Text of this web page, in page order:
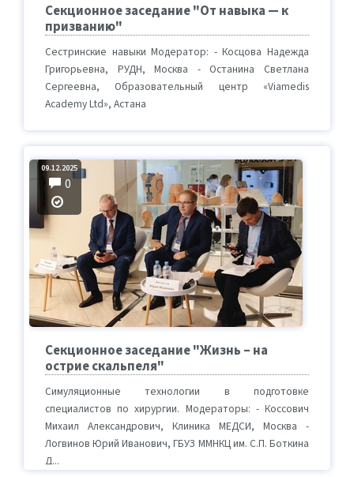
Секционное заседание "От навыка — к
призванию"
Сестринские навыки Модератор: - Косцова Надежда
Григорьевна, РУДН, Москва - Останина Светлана
Сергеевна, Образовательный центр «Viamedis
Academy Ltd», Астана
09.12.2025
0
Секционное заседание "Жизнь – на
острие скальпеля"
Симуляционные технологии в подготовке
специалистов по хирургии. Модераторы: - Коссович
Михаил Александрович, Клиника МЕДСИ, Москва -
Логвинов Юрий Иванович, ГБУЗ ММНКЦ им. С.П. Боткина
Д...